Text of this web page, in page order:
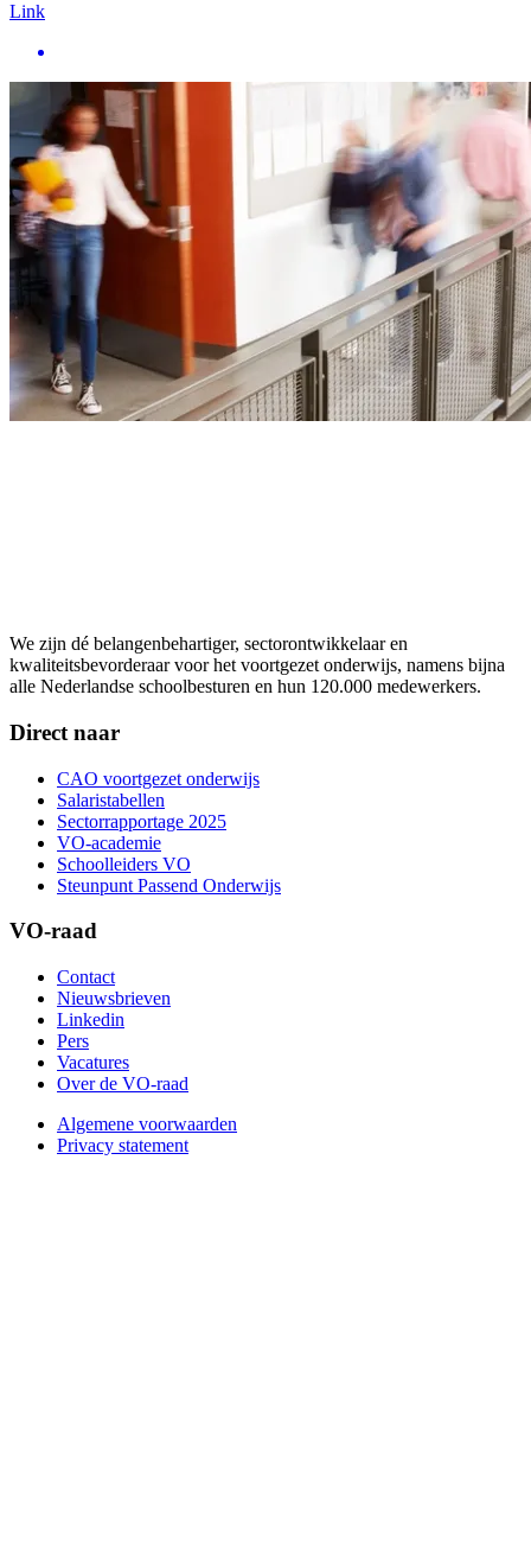
Link
We zijn dé belangenbehartiger, sectorontwikkelaar en
kwaliteitsbevorderaar voor het voortgezet onderwijs, namens bijna
alle Nederlandse schoolbesturen en hun 120.000 medewerkers.
Direct naar
CAO voortgezet onderwijs
Salaristabellen
Sectorrapportage 2025
VO-academie
Schoolleiders VO
Steunpunt Passend Onderwijs
VO-raad
Contact
Nieuwsbrieven
Linkedin
Pers
Vacatures
Over de VO-raad
Algemene voorwaarden
Privacy statement